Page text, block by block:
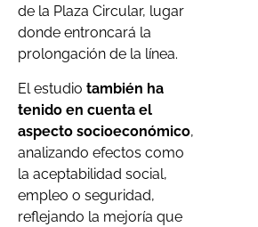
de la Plaza Circular, lugar
donde entroncará la
prolongación de la línea.
El estudio también ha
tenido en cuenta el
aspecto socioeconómico,
analizando efectos como
la aceptabilidad social,
empleo o seguridad,
reflejando la mejoría que